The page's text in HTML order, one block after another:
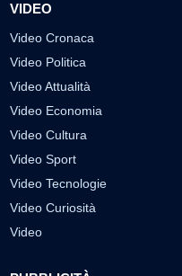
VIDEO
Video Cronaca
Video Politica
Video Attualità
Video Economia
Video Cultura
Video Sport
Video Tecnologie
Video Curiosità
Video